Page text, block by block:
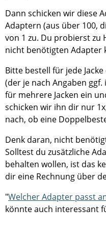
Dann schicken wir diese
Adaptern (aus über 100,
von 1 zu. Du probierst zu
nicht benötigten Adapter
Bitte bestell für jede
(der je nach Angaben
für mehrere Jacken ein
schicken wir ihn dir nur
nach, ob eine
Denk daran, nicht
Solltest du zusätzliche
behalten wollen, ist das
dir eine Rechnung über
"Welcher Adapter passt
könnte auch interessant